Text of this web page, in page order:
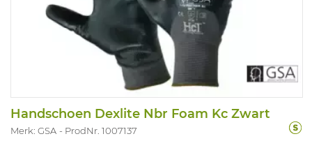
Handschoen Dexlite Nbr Foam Kc Zwart
Merk: GSA ProdNr. 1007137